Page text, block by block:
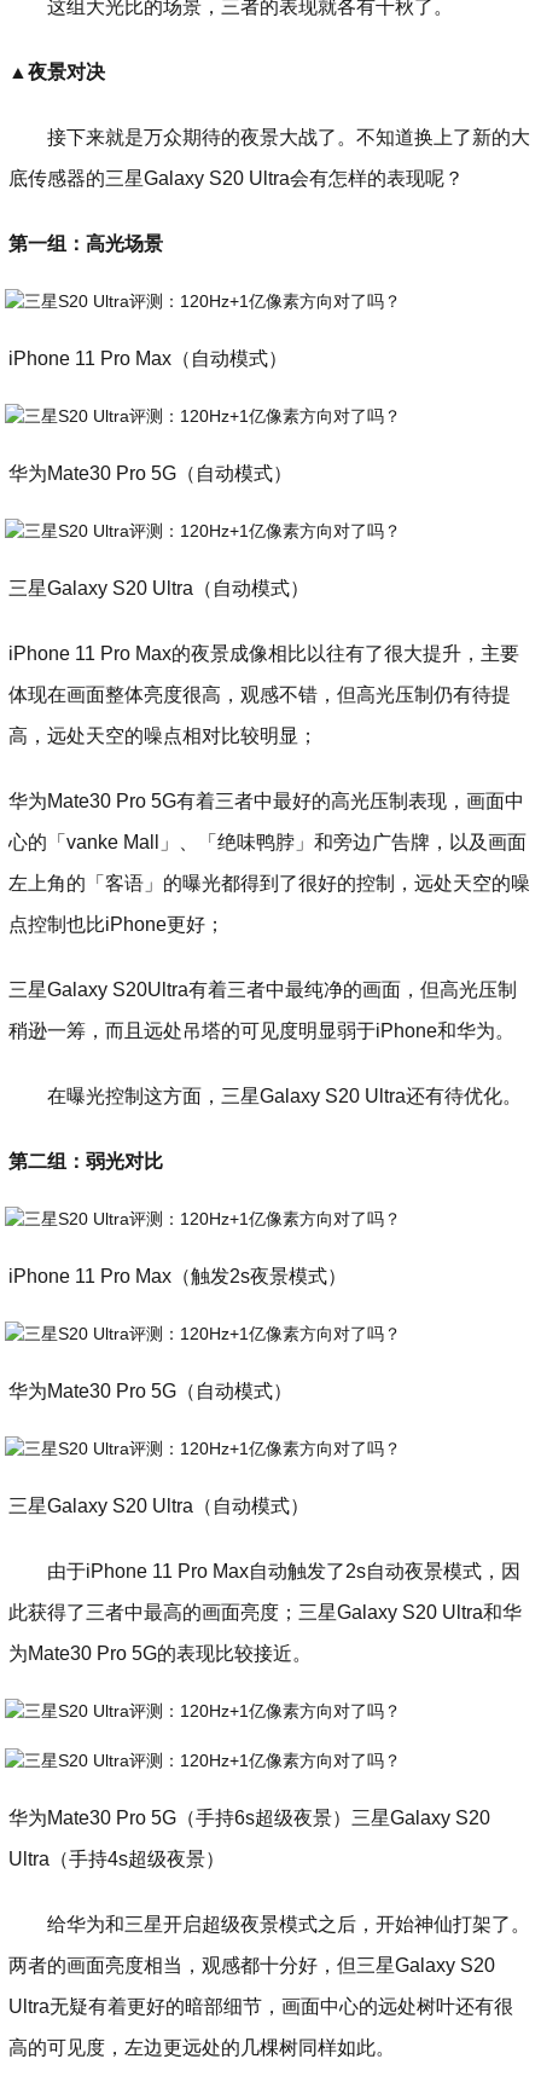
这组大光比的场景，三者的表现就各有千秋了。
▲夜景对决
接下来就是万众期待的夜景大战了。不知道换上了新的大
底传感器的三星Galaxy S20 Ultra会有怎样的表现呢？
第一组：高光场景
iPhone 11 Pro Max（自动模式）
华为Mate30 Pro 5G（自动模式）
三星Galaxy S20 Ultra（自动模式）
iPhone 11 Pro Max的夜景成像相比以往有了很大提升，主要
体现在画面整体亮度很高，观感不错，但高光压制仍有待提
高，远处天空的噪点相对比较明显；
华为Mate30 Pro 5G有着三者中最好的高光压制表现，画面中
心的「vanke Mall」、「绝味鸭脖」和旁边广告牌，以及画面
左上角的「客语」的曝光都得到了很好的控制，远处天空的噪
点控制也比iPhone更好；
三星Galaxy S20Ultra有着三者中最纯净的画面，但高光压制
稍逊一筹，而且远处吊塔的可见度明显弱于iPhone和华为。
在曝光控制这方面，三星Galaxy S20 Ultra还有待优化。
第二组：弱光对比
iPhone 11 Pro Max（触发2s夜景模式）
华为Mate30 Pro 5G（自动模式）
三星Galaxy S20 Ultra（自动模式）
由于iPhone 11 Pro Max自动触发了2s自动夜景模式，因
此获得了三者中最高的画面亮度；三星Galaxy S20 Ultra和华
为Mate30 Pro 5G的表现比较接近。
华为Mate30 Pro 5G（手持6s超级夜景）三星Galaxy S20
Ultra（手持4s超级夜景）
给华为和三星开启超级夜景模式之后，开始神仙打架了。
两者的画面亮度相当，观感都十分好，但三星Galaxy S20
Ultra无疑有着更好的暗部细节，画面中心的远处树叶还有很
高的可见度，左边更远处的几棵树同样如此。